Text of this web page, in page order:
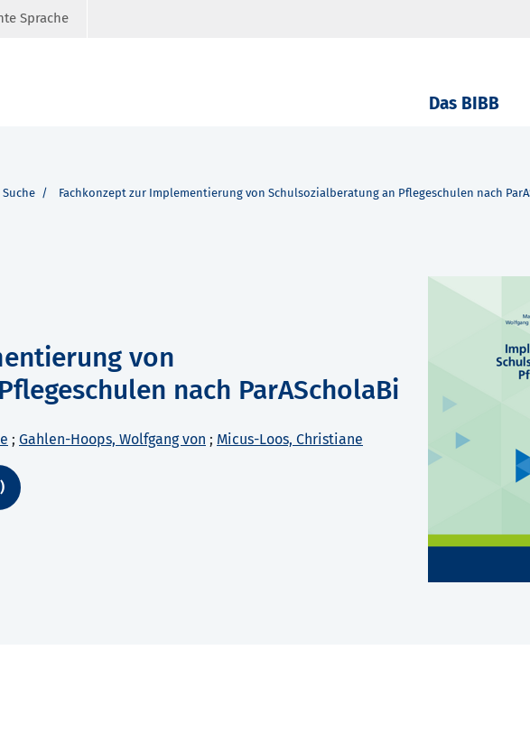
Sprache
Das BIBB
Suche Fachkonzept zur Implementierung von Schulsozialberatung an Pflegeschulen nach
von
nach ParAScholaBi
; Gahlen-Hoops, Wolfgang von ; Micus-Loos, Christiane